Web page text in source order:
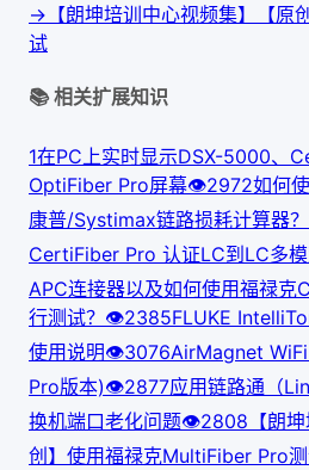
→ 【朗坤培训中心视频集】【原
试
📚 相关扩展知识
1在PC上实时显示DSX-5000、
OptiFiber Pro屏幕👁2972如何
康普/Systimax链路损耗计算器？
CertiFiber Pro 认证LC到LC多
APC连接器以及如何使用福禄
行测试？ 👁2385FLUKE
使用说明👁3076AirMagnet
Pro版本)👁2877应用链路通（
换机端口老化问题👁2808 【朗
创】使用福禄克MultiFiber Pro